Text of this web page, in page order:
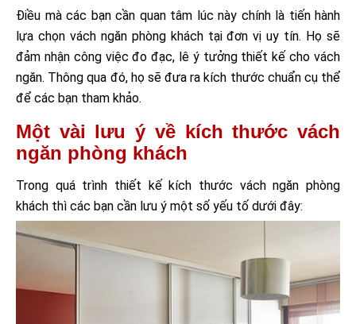
Điều mà các bạn cần quan tâm lúc này chính là tiến hành
lựa chọn vách ngăn phòng khách tại đơn vị uy tín. Họ sẽ
đảm nhận công việc đo đạc, lê ý tưởng thiết kế cho vách
ngăn. Thông qua đó, họ sẽ đưa ra kích thước chuẩn cụ thể
để các bạn tham khảo.
Một vài lưu ý về kích thước vách
ngăn phòng khách
Trong quá trình thiết kế kích thước vách ngăn phòng
khách thì các bạn cần lưu ý một số yếu tố dưới đây: